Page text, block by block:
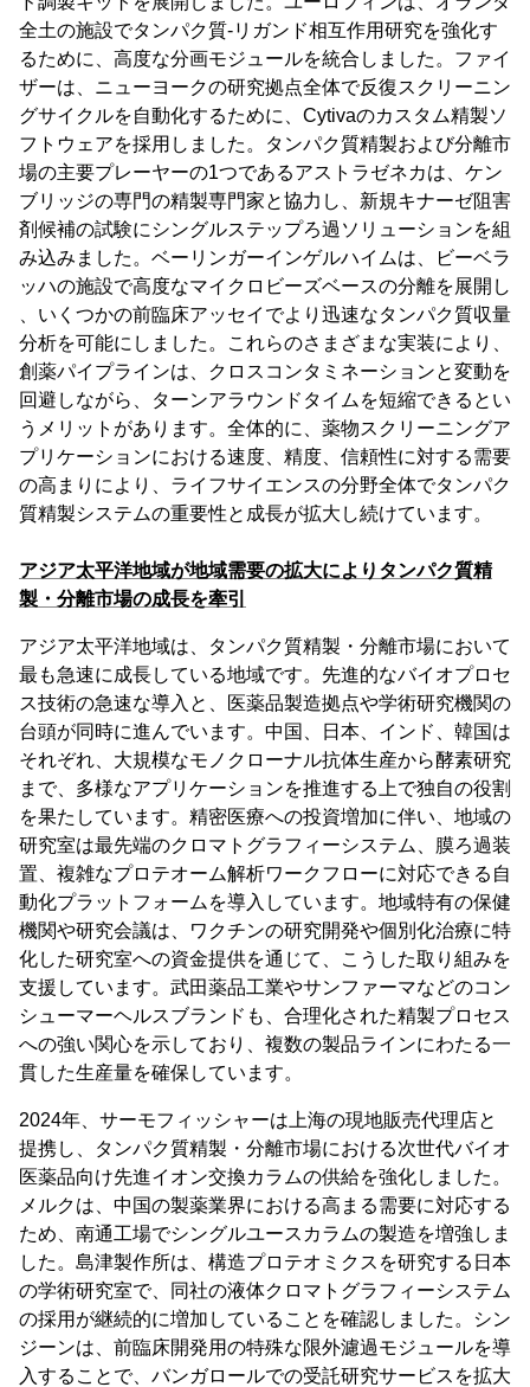
全土の施設でタンパク質-リガンド相互作用研究を強化す
るために、高度な分画モジュールを統合しました。ファイ
ザーは、ニューヨークの研究拠点全体で反復スクリーニン
グサイクルを自動化するために、Cytivaのカスタム精製ソ
フトウェアを採用しました。タンパク質精製および分離市
場の主要プレーヤーの1つであるアストラゼネカは、ケン
ブリッジの専門の精製専門家と協力し、新規キナーゼ阻害
剤候補の試験にシングルステップろ過ソリューションを組
み込みました。ベーリンガーインゲルハイムは、ビーベラ
ッハの施設で高度なマイクロビーズベースの分離を展開し
、いくつかの前臨床アッセイでより迅速なタンパク質収量
分析を可能にしました。これらのさまざまな実装により、
創薬パイプラインは、クロスコンタミネーションと変動を
回避しながら、ターンアラウンドタイムを短縮できるとい
うメリットがあります。全体的に、薬物スクリーニングア
プリケーションにおける速度、精度、信頼性に対する需要
の高まりにより、ライフサイエンスの分野全体でタンパク
質精製システムの重要性と成長が拡大し続けています。
アジア太平洋地域が地域需要の拡大によりタンパク質精
製・分離市場の成長を牽引
アジア太平洋地域は、タンパク質精製・分離市場において
最も急速に成長している地域です。先進的なバイオプロセ
ス技術の急速な導入と、医薬品製造拠点や学術研究機関の
台頭が同時に進んでいます。中国、日本、インド、韓国は
それぞれ、大規模なモノクローナル抗体生産から酵素研究
まで、多様なアプリケーションを推進する上で独自の役割
を果たしています。精密医療への投資増加に伴い、地域の
研究室は最先端のクロマトグラフィーシステム、膜ろ過装
置、複雑なプロテオーム解析ワークフローに対応できる自
動化プラットフォームを導入しています。地域特有の保健
機関や研究会議は、ワクチンの研究開発や個別化治療に特
化した研究室への資金提供を通じて、こうした取り組みを
支援しています。武田薬品工業やサンファーマなどのコン
シューマーヘルスブランドも、合理化された精製プロセス
への強い関心を示しており、複数の製品ラインにわたる一
貫した生産量を確保しています。
2024年、サーモフィッシャーは上海の現地販売代理店と
提携し、タンパク質精製・分離市場における次世代バイオ
医薬品向け先進イオン交換カラムの供給を強化しました。
メルクは、中国の製薬業界における高まる需要に対応する
ため、南通工場でシングルユースカラムの製造を増強しま
した。島津製作所は、構造プロテオミクスを研究する日本
の学術研究室で、同社の液体クロマトグラフィーシステム
の採用が継続的に増加していることを確認しました。シン
ジーンは、前臨床開発用の特殊な限外濾過モジュールを導
入することで、バンガロールでの受託研究サービスを拡大